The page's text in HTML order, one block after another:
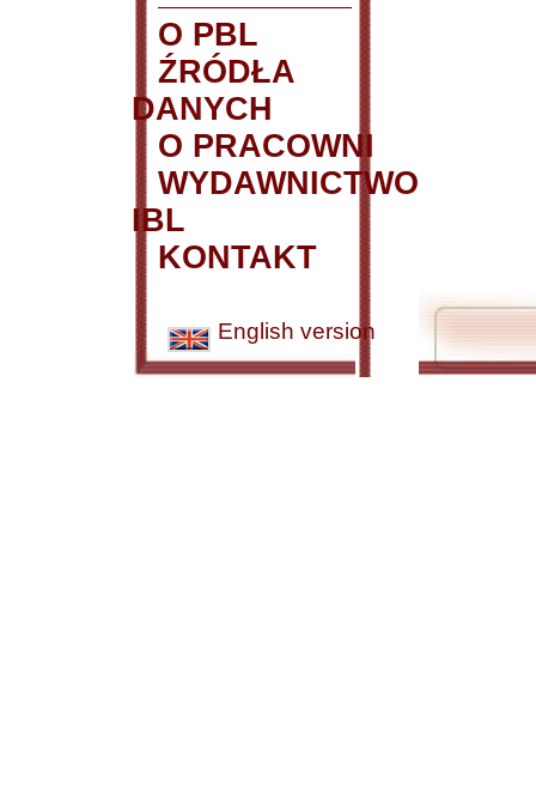
O PBL
ŹRÓDŁA
DANYCH
O PRACOWNI
WYDAWNICTWO
IBL
KONTAKT
English version